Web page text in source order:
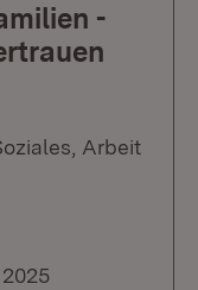
-
Arbeit